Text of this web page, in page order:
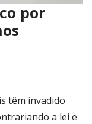
por
têm invadido
a lei e